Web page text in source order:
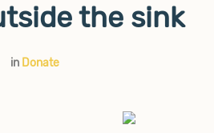
the sink!
in Donate